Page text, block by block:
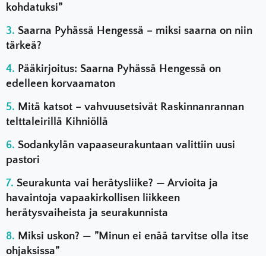
kohdatuksi”
Saarna Pyhässä Hengessä – miksi saarna on niin
tärkeä?
Pääkirjoitus: Saarna Pyhässä Hengessä on
edelleen korvaamaton
Mitä katsot – vahvuusetsivät Raskinnanrannan
telttaleirillä Kihniöllä
Sodankylän vapaaseurakuntaan valittiin uusi
pastori
Seurakunta vai herätysliike? — Arvioita ja
havaintoja vapaakirkollisen liikkeen
herätysvaiheista ja seurakunnista
Miksi uskon? — ”Minun ei enää tarvitse olla itse
ohjaksissa”